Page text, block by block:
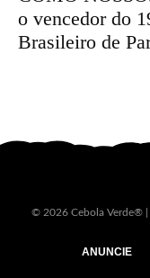
o vencedor do
Brasileiro de
© 2026 Cebola Verde® |
ANUNCIE